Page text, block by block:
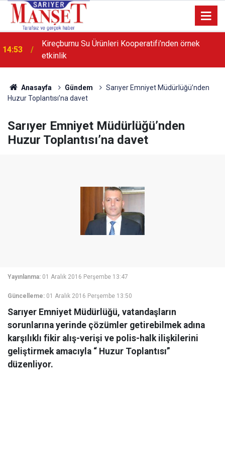
14:53
Kireçburnu Su Ürünleri Kooperatifi’nden örnek
etkinlik
Anasayfa Gündem
Sarıyer Emniyet Müdürlüğü’nden
Huzur Toplantısı’na davet
Sarıyer Emniyet Müdürlüğü’nden
Huzur Toplantısı’na davet
Yayınlanma: 01 Aralık 2016 Perşembe 13:47
Güncelleme: 01 Aralık 2016 Perşembe 13:50
Sarıyer Emniyet Müdürlüğü, vatandaşların
sorunlarına yerinde çözümler getirebilmek adına
karşılıklı fikir alış-verişi ve polis-halk ilişkilerini
geliştirmek amacıyla “ Huzur Toplantısı”
düzenliyor.